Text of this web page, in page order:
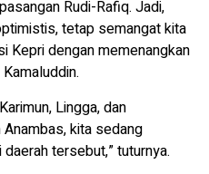
Rudi-Rafiq. Jadi,
tetap semangat kita
Kepri dengan memenangkan
Lingga, dan
Anambas, kita sedang
tersebut,” tuturnya.